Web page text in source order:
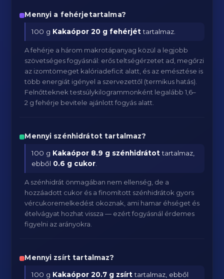
Mennyi a fehérjetartalma?
100 g Kakaópor 20 g fehérjéttartalmaz.
A fehérje a három makrotápanyag közül a legjobb
szövetséges fogyásnál: erős teltségérzetet ad, megőrzi
az izomtömeget kalóriadeficit alatt, és az emésztése is
több energiát igényel a szervezettől (termikus hatás).
Felnőtteknek testsúlykilogrammonként legalább 1,6–
2 g fehérje bevitele ajánlott fogyás alatt.
Mennyi szénhidrátot tartalmaz?
100 g Kakaópor 8.9 g szénhidrátottartalmaz,
ebből 0.6 g cukor
A szénhidrát önmagában nem ellenség, de a
hozzáadott cukor és a finomított szénhidrátok gyors
vércukoremelkedést okoznak, ami hamar éhséget és
ételvágyat hozhat vissza — ezért fogyásnál érdemes
figyelni az arányokra.
Mennyi zsírt tartalmaz?
100 g Kakaópor 20.7 g zsírttartalmaz, ebből